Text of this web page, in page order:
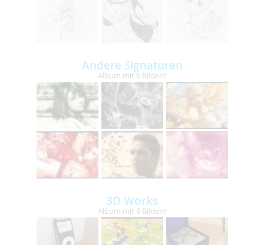
Andere Signaturen
Album mit 6 Bildern
3D Works
Album mit 6 Bildern